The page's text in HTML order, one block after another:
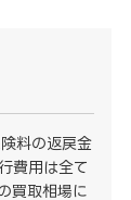
料の返戻金
費用は全て
買取相場に